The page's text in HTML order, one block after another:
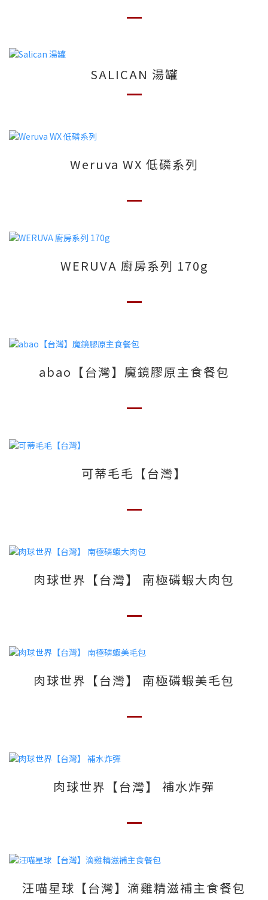
SALICAN 湯罐
Weruva WX 低磷系列
WERUVA 廚房系列 170g
abao【台灣】魔鏡膠原主食餐包
可蒂毛毛【台灣】
肉球世界【台灣】 南極磷蝦大肉包
肉球世界【台灣】 南極磷蝦美毛包
肉球世界【台灣】 補水炸彈
汪喵星球【台灣】滴雞精滋補主食餐包